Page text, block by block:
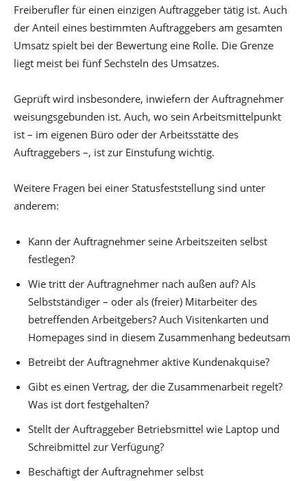
Freiberufler für einen einzigen Auftraggeber tätig ist. Auch
der Anteil eines bestimmten Auftraggebers am gesamten
Umsatz spielt bei der Bewertung eine Rolle. Die Grenze
liegt meist bei fünf Sechsteln des Umsatzes.
Geprüft wird insbesondere, inwiefern der Auftragnehmer
weisungsgebunden ist. Auch, wo sein Arbeitsmittelpunkt
ist – im eigenen Büro oder der Arbeitsstätte des
Auftraggebers –, ist zur Einstufung wichtig.
Weitere Fragen bei einer Statusfeststellung sind unter
anderem:
Kann der Auftragnehmer seine Arbeitszeiten selbst
festlegen?
Wie tritt der Auftragnehmer nach außen auf? Als
Selbstständiger – oder als (freier) Mitarbeiter des
betreffenden Arbeitgebers? Auch Visitenkarten und
Homepages sind in diesem Zusammenhang bedeutsam
Betreibt der Auftragnehmer aktive Kundenakquise?
Gibt es einen Vertrag, der die Zusammenarbeit regelt?
Was ist dort festgehalten?
Stellt der Auftraggeber Betriebsmittel wie Laptop und
Schreibmittel zur Verfügung?
Beschäftigt der Auftragnehmer selbst